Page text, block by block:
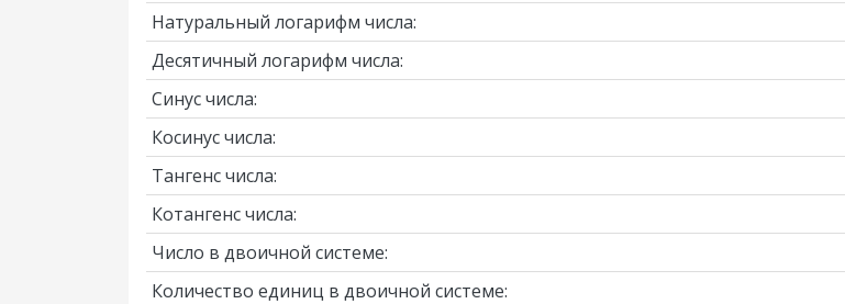
Натуральный логарифм числа:
Десятичный логарифм числа:
Синус числа:
Косинус числа:
Тангенс числа:
Котангенс числа:
Число в двоичной системе:
Количество единиц в двоичной системе: